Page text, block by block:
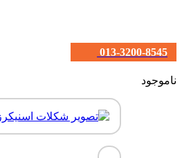
013-3200-8545
ناموجود